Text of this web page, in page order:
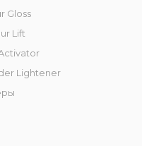
Gloss
Lift
Lightener